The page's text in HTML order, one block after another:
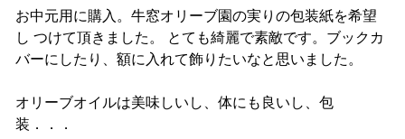
お中元用に購入。牛窓オリーブ園の実りの包装紙を希望
し つけて頂きました。 とても綺麗で素敵です。ブックカ
バーにしたり、額に入れて飾りたいなと思いました。
オリーブオイルは美味しいし、体にも良いし、包
装．．．